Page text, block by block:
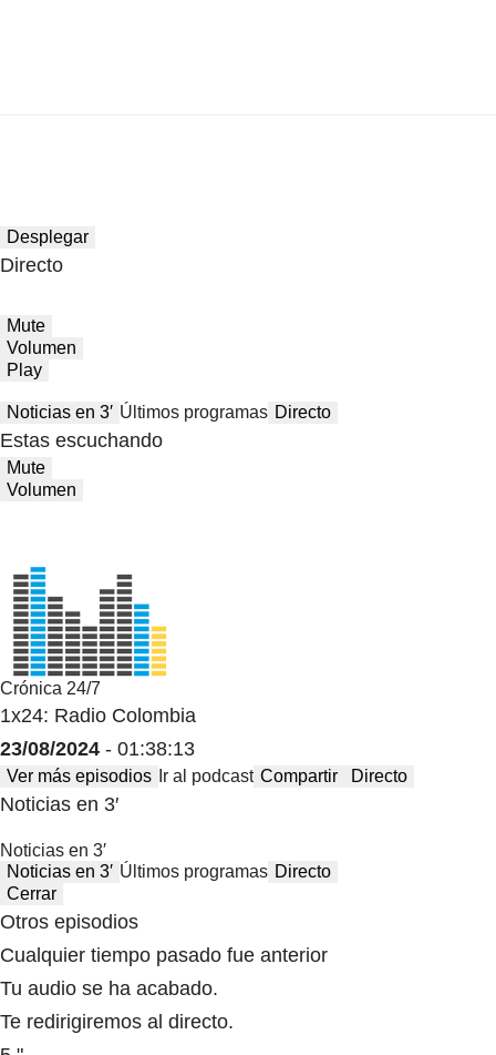
Desplegar
Directo
Mute
Volumen
Play
Noticias en 3′ Últimos programas Directo
Estas escuchando
Mute
Volumen
Crónica 24/7
1x24: Radio Colombia
23/08/2024 - 01:38:13
Ver más episodios Ir al podcast Compartir Directo
Noticias en 3′
Noticias en 3′
Noticias en 3′ Últimos programas Directo
Cerrar
Otros episodios
Cualquier tiempo pasado fue anterior
Tu audio se ha acabado.
Te redirigiremos al directo.